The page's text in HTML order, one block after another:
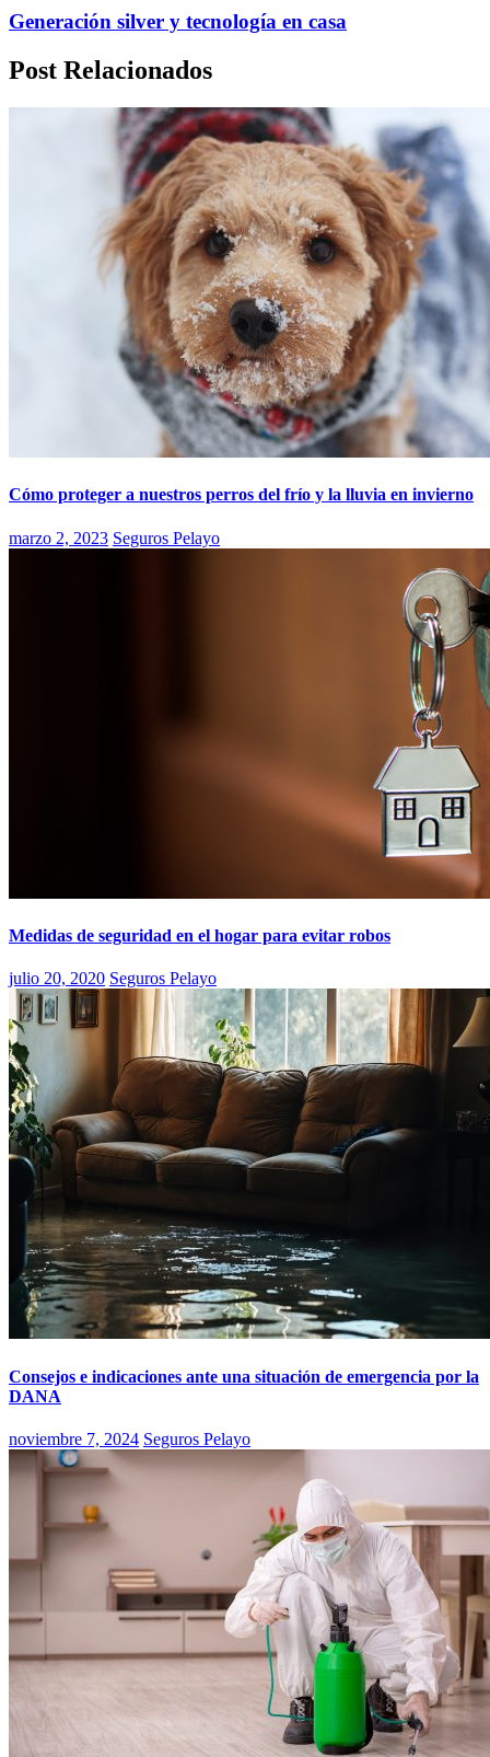
Generación silver y tecnología en casa
Post Relacionados
Cómo proteger a nuestros perros del frío y la lluvia en invierno
marzo 2, 2023 Seguros Pelayo
Medidas de seguridad en el hogar para evitar robos
julio 20, 2020 Seguros Pelayo
Consejos e indicaciones ante una situación de emergencia por la
DANA
noviembre 7, 2024 Seguros Pelayo